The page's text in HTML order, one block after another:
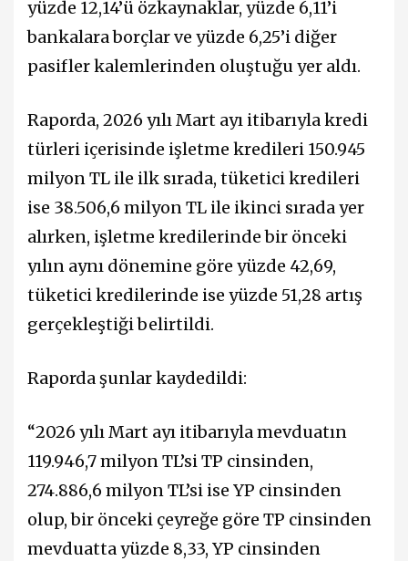
yüzde 12,14’ü özkaynaklar, yüzde 6,11’i
bankalara borçlar ve yüzde 6,25’i diğer
pasifler kalemlerinden oluştuğu yer aldı.
Raporda, 2026 yılı Mart ayı itibarıyla kredi
türleri içerisinde işletme kredileri 150.945
milyon TL ile ilk sırada, tüketici kredileri
ise 38.506,6 milyon TL ile ikinci sırada yer
alırken, işletme kredilerinde bir önceki
yılın aynı dönemine göre yüzde 42,69,
tüketici kredilerinde ise yüzde 51,28 artış
gerçekleştiği belirtildi.
Raporda şunlar kaydedildi:
“2026 yılı Mart ayı itibarıyla mevduatın
119.946,7 milyon TL’si TP cinsinden,
274.886,6 milyon TL’si ise YP cinsinden
olup, bir önceki çeyreğe göre TP cinsinden
mevduatta yüzde 8,33, YP cinsinden